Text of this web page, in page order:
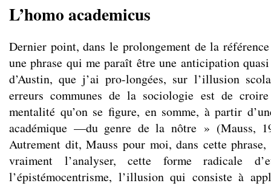
L’homo academicus
Dernier point, dans le prolongement de la
une phrase qui me paraît être une anticipation
d’Austin, que j’ai pro-longées, sur l’illusion
erreurs communes de la sociologie est de
mentalité qu’on se figure, en somme, à partir
académique —du genre de la nôtre » (Mauss,
Autrement dit, Mauss pour moi, dans cette
vraiment l’analyser, cette forme radicale
l’épistémocentrisme, l’illusion qui consiste à